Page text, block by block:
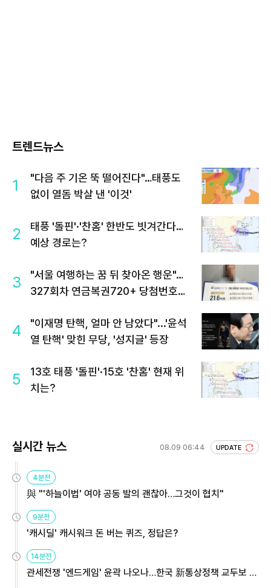
트렌드뉴스
1
"다음 주 기온 뚝 떨어진다"…태풍도
없이 열돔 박살 낸 '이것'
2
태풍 '돌핀'·'찬홈' 한반도 빗겨간다…
예상 경로는?
3
"서울 여행하는 꿈 뒤 찾아온 행운"…
327회차 연금복권720+ 당첨번호조
4
"이재명 탄핵, 얼마 안 남았다"...'윤석
열 탄핵' 맞힌 무당, '성지글' 등장
5
13호 태풍 '돌핀'·15호 '찬홈' 현재 위
치는?
실시간 뉴스 08.09 06:44 UPDATE
4분전
與 "'하늘이법' 여야 공동 발의 괜찮아…그것이 협치"
9분전
'캐시딜' 캐시워크 돈 버는 퀴즈, 정답은?
14분전
관세전쟁 '엔드게임' 윤곽 나오나…한국 新통상정책 교두보 활